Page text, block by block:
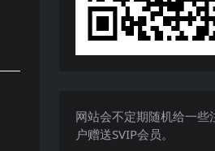
网站会不定期随机给一些
户赠送SVIP会员。